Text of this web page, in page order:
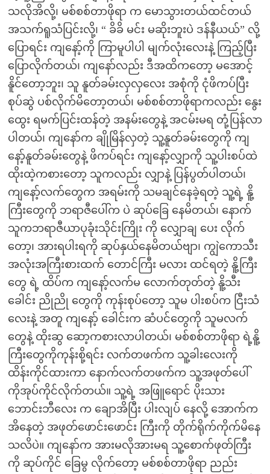
သလိုအိလို့၊ မစ်စစ်တာဖိုရာ က မောသွားတယ်ထင်တယ်
အသက်ရူသံပြင်းလို့၊ “ ခိခိ မင်း မဆိုးဘူးပဲ ဒန်နီယယ်” လို့
ပြောရင်း ကျနော့်ကို ကြာမူပါပါ မျက်လုံးလေးနဲ့ ကြည့်ပြီး
ပြောလိုက်တယ်၊ ကျနော်လည်း ဒီအထိကတော့ မအောင့်
နိူင်တော့ဘူး၊ သူ နူတ်ခမ်းလှလှလေး အစုံကို ငုံဖိကပ်ပြီး
စုပ်ဆွဲ ပစ်လိုက်မိတော့တယ်၊ မစ်စစ်တာဖိုရာကလည်း နွေး
ထွေး ရမက်ပြင်းထန်တဲ့ အနမ်းတွေနဲ့ အငမ်းမရ တုံ့ပြန်လာ
ပါတယ်၊ ကျနော်က ချိုမြိန်လှတဲ့ သူ့နူတ်ခမ်းတွေကို ကျ
နော့်နူတ်ခမ်းတွေနဲ့ ဖိကပ်ရင်း ကျနော့်လျှာကို သူ့ပါးစပ်ထဲ
ထိုးထဲ့ကစားတော့ သူကလည်း လျှာနဲ့ ပြန်ပွတ်ပါတယ်၊
ကျနော့်လက်တွေက အရမ်းကို သမချင်နေခဲ့ရတဲ့ သူ့ရဲ့ နိူ့
ကြီးတွေကို ဘရာဇီပေါ်က ပဲ ဆုပ်ခြေ နေမိတယ်၊ နောက်
သူကဘရာဇီယာပုခုံးသိုင်းကြိုး ကို လျှောချ ပေး လိုက်
တော့၊ အားရပါးရကို ဆုပ်နှယ်နေမိတယ်ဗျာ၊ ကျွဲကောသီး
အလုံးအကြီးစားထက် တောင်ကြီး မလား ထင်ရတဲ့ နိူ့ကြီး
တွေ ရဲ့ ထိပ်က ကျနော့်လက်မ လောက်တုတ်တဲ့ နိူ့သီး
ခေါင်း ညိုညို တွေကို ကုန်းစုပ်တော့ သူမ ပါးစပ်က ငြီးသံ
လေးနဲ့ အတူ ကျနော့် ခေါင်းက ဆံပင်တွေကို သူမလက်
တွေနဲ့ ထိုးဆွ ဆော့ကစားလာပါတယ်၊ မစ်စစ်တာဖိုရာ ရဲ့နိူ့
ကြီးတွေကိုကုန်းစို့ရင်း လက်တဖက်က သူ့ခါးလေးကို
ထိန်းကိုင်ထားကာ နောက်လက်တဖက်က သူ့အဖုတ်ပေါ်
ကိုအုပ်ကိုင်လိုက်တယ်။ သူ့ရဲ့ အဖြူရောင် ပိုးသား
ဘောင်းဘီလေး က ချောအိပြီး ပါးလျပ် နေလို့ အောက်က
အိနေတဲ့ အဖုတ်ဖောင်းဖောင်း ကြီးကို တိုက်ရိုက်ကိုက်မိနေ
သလိပဲ။ ကျနော်က အားမလိုအားမရ သူ့စောက်ဖုတ်ကြီး
ကို ဆုပ်ကိုင် ခြေမွ လိုက်တော့ မစ်စစ်တာဖိုရာ ညည်း